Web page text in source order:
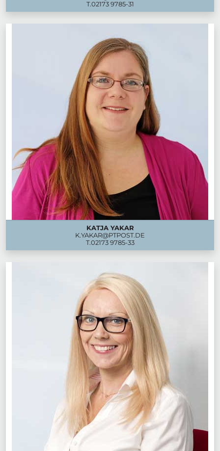
T.02173 9785-31
KATJA YAKAR
K.YAKAR@PTPOST.DE
T.02173 9785-33